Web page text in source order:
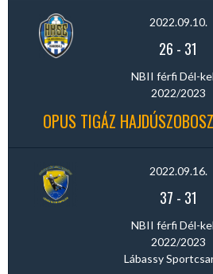
2022.09.10.
26 - 31
NBII férfi Dél-
2022/2023
OPUS TIGÁZ
2022.09.16.
37 - 31
NBII férfi Dél-
2022/2023
Lábassy